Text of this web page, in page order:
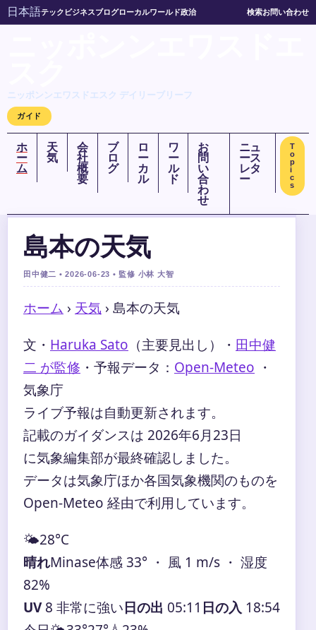
日本語テック ビジネスブログローカルワールド政治 検索お問い合わせ
ニッポンンエワスドエスク デイリーブリーフ
ガイド
ホ
ー
ム
天
気
会
社
概
要
ブ
ロ
グ
ロ
ー
カ
ル
ワ
ー
ル
ド
お
問
い
合
わ
せ
ニュ
ース
レタ
ー
T
o
p
i
c
s
島本の天気
田中健二 • 2026-06-23 • 監修 小林 大智
ホーム › 天気 › 島本の天気
文・ Haruka Sato （主要見出し） ・ 田中健
二 が監修 ・ 予報データ： Open-Meteo ・
気象庁
ライブ予報は自動更新されます。
記載のガイダンスは 2026年6月23日
に気象編集部が最終確認しました。
データは気象庁ほか各国気象機関のものを
Open-Meteo 経由で利用しています。
🌤️28°C
晴れMinase体感 33° ・ 風 1 m/s ・ 湿度
82%
UV8 非常に強い日の出 05:11 日の入 18:54